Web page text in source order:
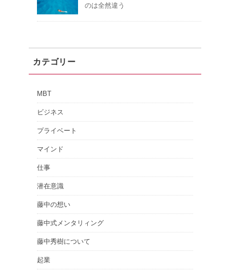
のは全然違う
カテゴリー
MBT
ビジネス
プライベート
マインド
仕事
潜在意識
藤中の想い
藤中式メンタリィング
藤中秀樹について
起業